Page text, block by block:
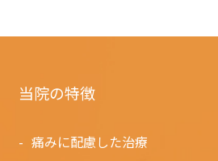
当院の特徴
痛みに配慮した治療